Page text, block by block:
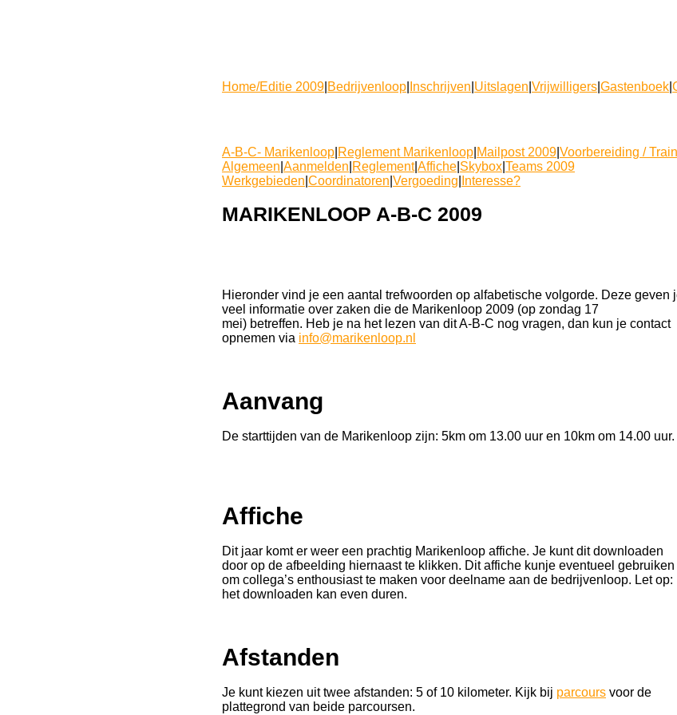
Home/Editie 2009 Bedrijvenloop Inschrijven Uitslagen Vrijwilligers Gastenboek
A-B-C- Marikenloop Reglement Marikenloop Mailpost 2009 Voorbereiding /
Algemeen Aanmelden Reglement|Affiche Skybox Teams 2009
Werkgebieden Coordinatoren Vergoeding Interesse?
MARIKENLOOP A-B-C 2009
Hieronder vind je een aantal trefwoorden op alfabetische volgorde. Deze geven
veel informatie over zaken die de Marikenloop 2009 (op zondag 17
mei) betreffen. Heb je na het lezen van dit A-B-C nog vragen, dan kun je contact
opnemen via info@marikenloop.nl
Aanvang
De starttijden van de Marikenloop zijn: 5km om 13.00 uur en 10km om 14.00 uur.
Affiche
Dit jaar komt er weer een prachtig Marikenloop affiche. Je kunt dit downloaden
door op de afbeelding hiernaast te klikken. Dit affiche kunje eventueel gebruiken
om collega’s enthousiast te maken voor deelname aan de bedrijvenloop. Let op:
het downloaden kan even duren.
Afstanden
Je kunt kiezen uit twee afstanden: 5 of 10 kilometer. Kijk bij parcours voor de
plattegrond van beide parcoursen.